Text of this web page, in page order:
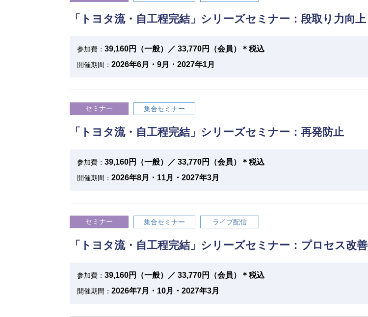
「トヨタ流・自工程完結」シリーズセミナー：段取り力向上
参加費： 39,160円（一般）／ 33,770円（会員）＊税込
開催期間： 2026年6月・9月・2027年1月
セミナー 集合セミナー
「トヨタ流・自工程完結」シリーズセミナー：再発防止
参加費： 39,160円（一般）／ 33,770円（会員）＊税込
開催期間： 2026年8月・11月・2027年3月
セミナー 集合セミナー ライブ配信
「トヨタ流・自工程完結」シリーズセミナー：プロセス改善
参加費： 39,160円（一般）／ 33,770円（会員）＊税込
開催期間： 2026年7月・10月・2027年3月